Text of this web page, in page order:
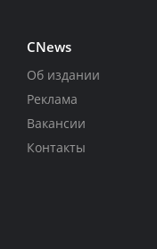
CNews
Об издании
Реклама
Вакансии
Контакты